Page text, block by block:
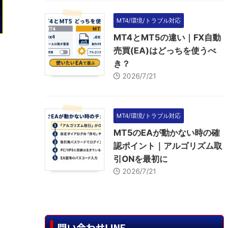
MT4/環境/トラブル対応
MT4とMT5の違い｜FX自動
売買(EA)はどっちを使うべ
き？
2026/7/21
MT4/環境/トラブル対応
MT5のEAが動かない時の確
認ポイント｜アルゴリズム取
引ONを最初に
2026/7/21